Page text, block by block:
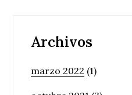
Archivos
marzo 2022 (1)